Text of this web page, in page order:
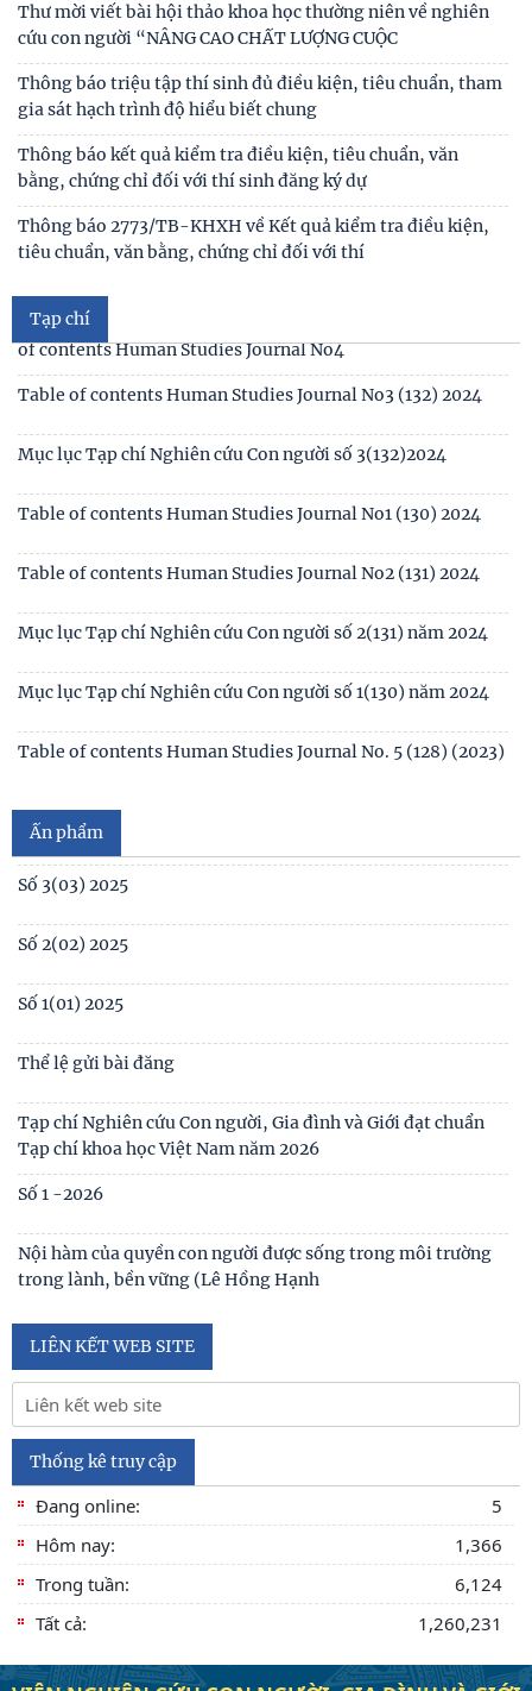
Thư mời viết bài hội thảo khoa học thường niên về nghiên
cứu con người “NÂNG CAO CHẤT LƯỢNG CUỘC
Thông báo triệu tập thí sinh đủ điều kiện, tiêu chuẩn, tham
gia sát hạch trình độ hiểu biết chung
Thông báo kết quả kiểm tra điều kiện, tiêu chuẩn, văn
bằng, chứng chỉ đối với thí sinh đăng ký dự
Thông báo 2773/TB-KHXH về Kết quả kiểm tra điều kiện,
tiêu chuẩn, văn bằng, chứng chỉ đối với thí
Tạp chí
Mục lục tạp chí Nghiên cứu Con người số 6 (135) 2024/Table
of contents Human Studies Journal No6
Mục lục tạp chí Nghiên cứu Con người số 5 (134) 2024 /Table
Mục lục tạp chí Nghiên cứu Con người số 4 (133) 2024 /Table
of contents Human Studies Journal No4
Table of contents Human Studies Journal No3 (132) 2024
Mục lục Tạp chí Nghiên cứu Con người số 3(132)2024
Table of contents Human Studies Journal No1 (130) 2024
Table of contents Human Studies Journal No2 (131) 2024
Mục lục Tạp chí Nghiên cứu Con người số 2(131) năm 2024
Mục lục Tạp chí Nghiên cứu Con người số 1(130) năm 2024
Table of contents Human Studies Journal No. 5 (128) (2023)
Ấn phẩm
Số 1(04) 2026
Giới thiệu sách mới: Xã hội học Gia đình
No1(01) 2025
Số 3(03) 2025
Số 2(02) 2025
Số 1(01) 2025
Thể lệ gửi bài đăng
Tạp chí Nghiên cứu Con người, Gia đình và Giới đạt chuẩn
Tạp chí khoa học Việt Nam năm 2026
Số 1 -2026
Nội hàm của quyền con người được sống trong môi trường
trong lành, bền vững (Lê Hồng Hạnh
LIÊN KẾT WEB SITE
Thống kê truy cập
Đang online:
5
Hôm nay:
1,366
Trong tuần:
6,124
Tất cả:
1,260,231